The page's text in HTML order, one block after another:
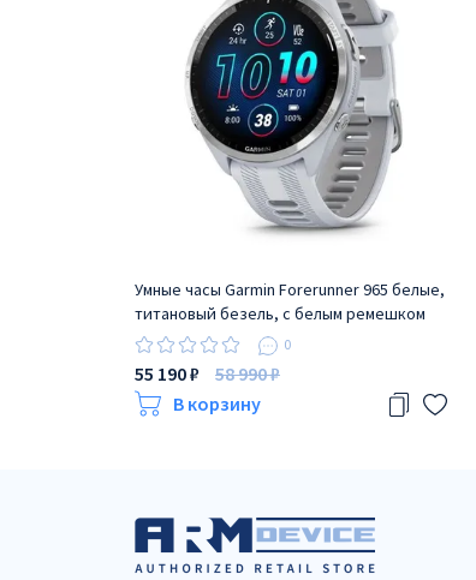
Умные часы Garmin Forerunner 965 белые,
титановый безель, с белым ремешком
0
55 190 ₽
58 990 ₽
В корзину